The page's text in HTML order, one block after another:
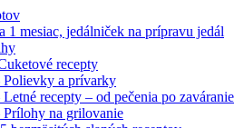
1 mesiac, jedálniček na prípravu jedál
recepty
a prívarky
recepty – od pečenia po zaváranie
na grilovanie